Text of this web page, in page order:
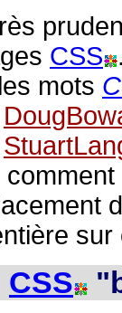
CSS
mots
sur
CSS